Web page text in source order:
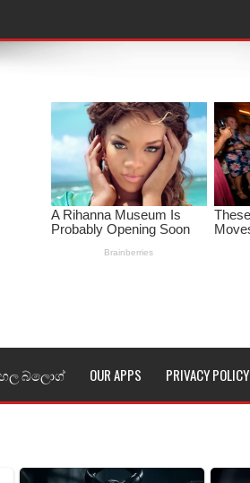
පෙළ
පද පෙළ
පෙළ
පද පෙළ
බ්ලොග් OUR APPS PRIVACY POLICY